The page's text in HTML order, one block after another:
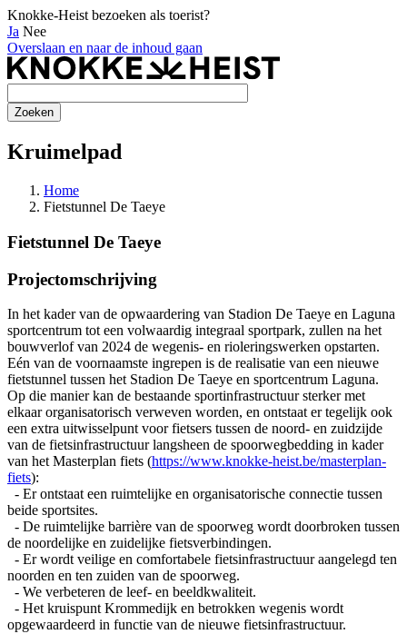
Knokke-Heist bezoeken als toerist?
Ja Nee
Overslaan en naar de inhoud gaan
Kruimelpad
Home
Fietstunnel De Taeye
Fietstunnel De Taeye
Projectomschrijving
In het kader van de opwaardering van Stadion De Taeye en Laguna
sportcentrum tot een volwaardig integraal sportpark, zullen na het
bouwverlof van 2024 de wegenis- en rioleringswerken opstarten.
Eén van de voornaamste ingrepen is de realisatie van een nieuwe
fietstunnel tussen het Stadion De Taeye en sportcentrum Laguna.
Op die manier kan de bestaande sportinfrastructuur sterker met
elkaar organisatorisch verweven worden, en ontstaat er tegelijk ook
een extra uitwisselpunt voor fietsers tussen de noord- en zuidzijde
van de fietsinfrastructuur langsheen de spoorwegbedding in kader
van het Masterplan fiets (https://www.knokke-heist.be/masterplan-
fiets):
- Er ontstaat een ruimtelijke en organisatorische connectie tussen
beide sportsites.
- De ruimtelijke barrière van de spoorweg wordt doorbroken tussen
de noordelijke en zuidelijke fietsverbindingen.
- Er wordt veilige en comfortabele fietsinfrastructuur aangelegd ten
noorden en ten zuiden van de spoorweg.
- We verbeteren de leef- en beeldkwaliteit.
- Het kruispunt Krommedijk en betrokken wegenis wordt
opgewaardeerd in functie van de nieuwe fietsinfrastructuur.